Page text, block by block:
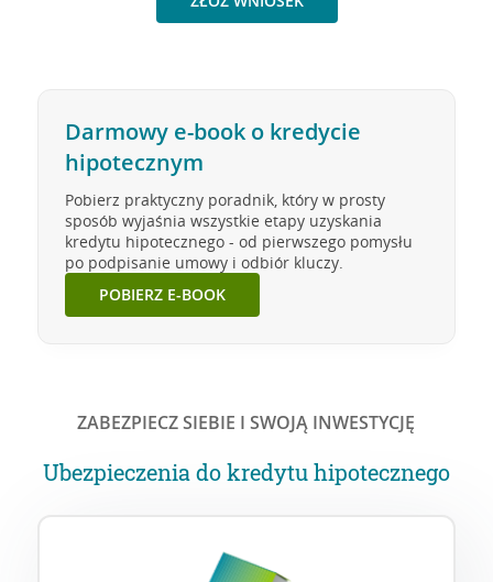
Darmowy e-book o kredycie
hipotecznym
Pobierz praktyczny poradnik, który w prosty
sposób wyjaśnia wszystkie etapy uzyskania
kredytu hipotecznego - od pierwszego pomysłu
po podpisanie umowy i odbiór kluczy.
POBIERZ E-BOOK
ZABEZPIECZ SIEBIE I SWOJĄ INWESTYCJĘ
Ubezpieczenia do kredytu hipotecznego